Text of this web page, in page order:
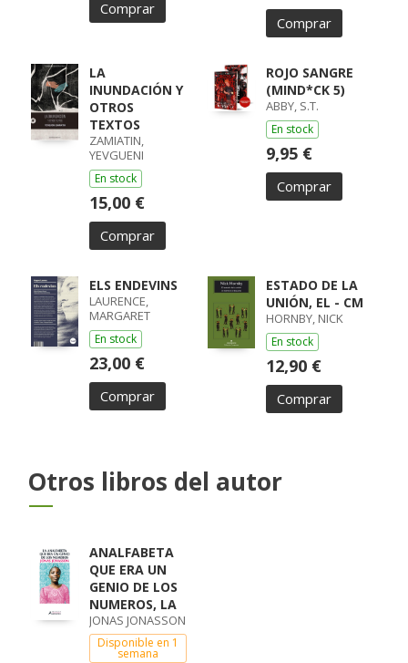
Comprar
Comprar
LA
INUNDACIÓN Y
OTROS
TEXTOS
ZAMIATIN,
YEVGUENI
En stock
15,00 €
Comprar
ROJO SANGRE
(MIND*CK 5)
ABBY, S.T.
En stock
9,95 €
Comprar
ELS ENDEVINS
LAURENCE,
MARGARET
En stock
23,00 €
Comprar
ESTADO DE LA
UNIÓN, EL - CM
HORNBY, NICK
En stock
12,90 €
Comprar
Otros libros del autor
ANALFABETA
QUE ERA UN
GENIO DE LOS
NUMEROS, LA
JONAS JONASSON
Disponible en 1
semana